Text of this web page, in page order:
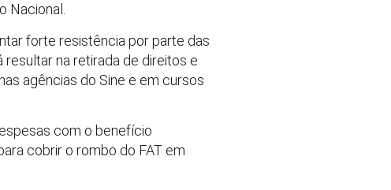
Nacional.
forte resistência por parte das
na retirada de direitos e
agências do Sine e em cursos
com o benefício
cobrir o rombo do FAT em